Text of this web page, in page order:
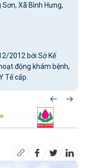
Xã Bình Hưng,
2012 bởi Sở Kế
động khám bệnh,
Tế cấp.